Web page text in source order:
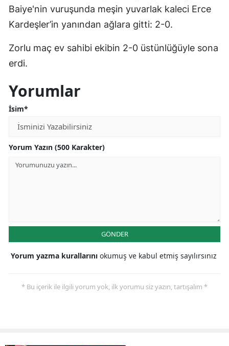
Uşak
Van
Yozgat
Iğdır
Baiye'nin vuruşunda meşin yuvarlak kaleci Erce
Kardeşler’in yanından ağlara gitti: 2-0.
Zorlu maç ev sahibi ekibin 2-0 üstünlüğüyle sona
erdi.
Yorumlar
İsim*
Yorum Yazın (500 Karakter)
GÖNDER
Yorum yazma kurallarını okumuş ve kabul etmiş sayılırsınız
* Bu içerik ile ilgili yorum yok, ilk yorumu siz yazın, tartışalım *